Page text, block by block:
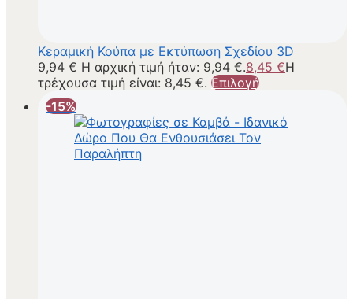
Κεραμική Κούπα με Εκτύπωση Σχεδίου 3D
9,94€ Η αρχική τιμή ήταν: 9,94 €.8,45 €Η
τρέχουσα τιμή είναι: 8,45 €. Επιλογή
-15%